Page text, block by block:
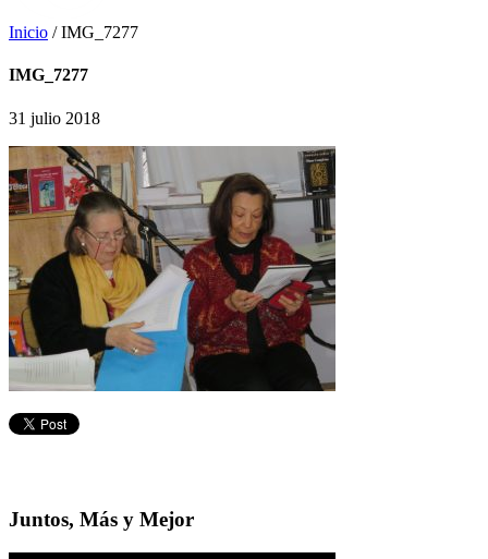
Inicio /IMG_7277
IMG_7277
31 julio 2018
Juntos, Más y Mejor